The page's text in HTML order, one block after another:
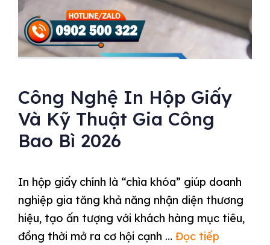
Công Nghệ In Hộp Giấy
Và Kỹ Thuật Gia Công
Bao Bì 2026
In hộp giấy chính là “chìa khóa” giúp doanh
nghiệp gia tăng khả năng nhận diện thương
hiệu, tạo ấn tượng với khách hàng mục tiêu,
đồng thời mở ra cơ hội cạnh … Đọc tiếp